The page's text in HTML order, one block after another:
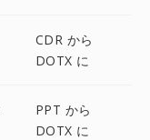
CDR から
DOTX に
PPT から
DOTX に